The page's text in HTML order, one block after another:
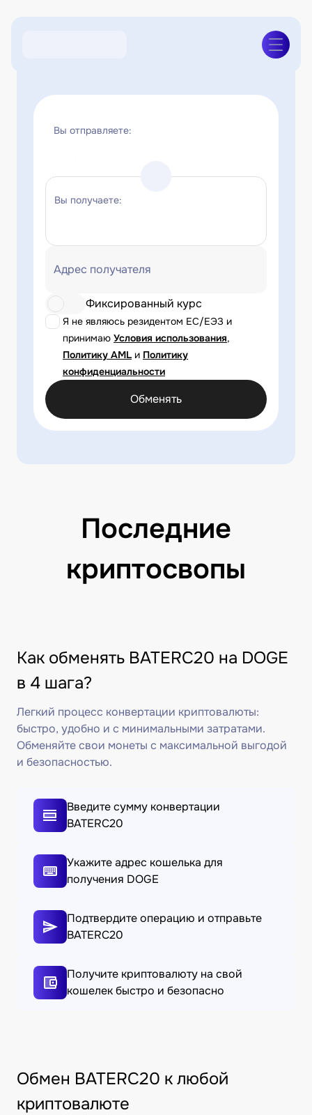
Вы отправляете:
Вы получаете:
Адрес получателя
Я не являюсь резидентом ЕС/ЕЭЗ и
принимаю Условия использования,
Политику AML и Политику
конфиденциальности
Фиксированный курс
Обменять
Последние
криптосвопы
Как обменять BATERC20 на DOGE
в 4 шага?
Легкий процесс конвертации криптовалюты:
быстро, удобно и с минимальными затратами.
Обменяйте свои монеты с максимальной выгодой
и безопасностью.
Введите сумму конвертации
BATERC20
Укажите адрес кошелька для
получения DOGE
Подтвердите операцию и отправьте
BATERC20
Получите криптовалюту на свой
кошелек быстро и безопасно
Обмен BATERC20 к любой
криптовалюте